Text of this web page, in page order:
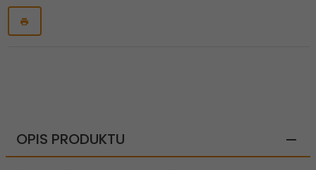
OPIS PRODUKTU